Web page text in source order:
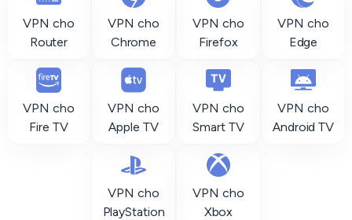
VPN cho
Router
VPN cho
Chrome
VPN cho
Firefox
VPN cho
Edge
VPN cho
Fire TV
VPN cho
Apple TV
VPN cho
Smart TV
VPN cho
Android TV
VPN cho
PlayStation
VPN cho
Xbox